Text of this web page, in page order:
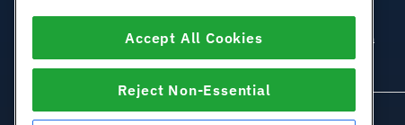
SSL Certificados
Hospedagem de aplicativos da
Accept All Cookies
Reject Non-Essential